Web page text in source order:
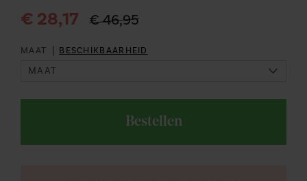
€ 28,17 € 46,95
MAAT | BESCHIKBAARHEID
Bestellen